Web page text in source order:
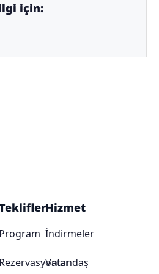
için:
Program
Rezervasyonlar
Hizmet
İndirmeler
Vatandaş